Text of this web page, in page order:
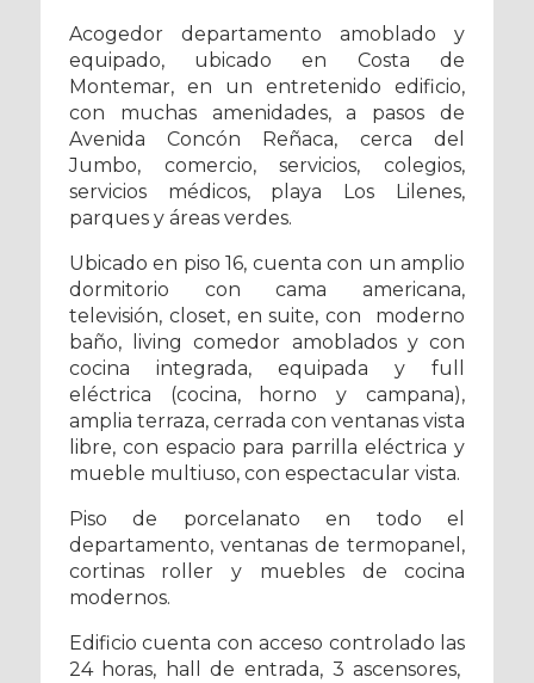
Acogedor departamento amoblado y
equipado, ubicado en Costa de
Montemar, en un entretenido edificio,
con muchas amenidades, a pasos de
Avenida Concón Reñaca, cerca del
Jumbo, comercio, servicios, colegios,
servicios médicos, playa Los Lilenes,
parques y áreas verdes.
Ubicado en piso 16, cuenta con un amplio
dormitorio con cama americana,
televisión, closet, en suite, con moderno
baño, living comedor amoblados y con
cocina integrada, equipada y full
eléctrica (cocina, horno y campana),
amplia terraza, cerrada con ventanas vista
libre, con espacio para parrilla eléctrica y
mueble multiuso, con espectacular vista.
Piso de porcelanato en todo el
departamento, ventanas de termopanel,
cortinas roller y muebles de cocina
modernos.
Edificio cuenta con acceso controlado las
24 horas, hall de entrada, 3 ascensores,